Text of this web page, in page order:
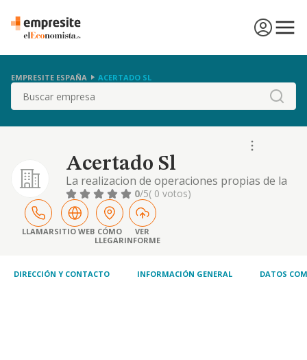
EMPRESITE ESPAÑA ACERTADO SL
Buscar
Acertado Sl
La realizacion de operaciones propias de la
actividad inmobiliaria.- la promocion
publicitaria y la prestacion de cualesquiera
otros servicios auxiliares de la construccion
y promocion inmobiliaria.- la prestacion de
0/5( 0 votos)
LLAMARSITIO WEB CÓMO
LLEGAR
VER
INFORME
DIRECCIÓN Y CONTACTO INFORMACIÓN GENERAL DATOS